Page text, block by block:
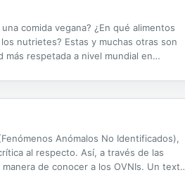
comida vegana? ¿En qué alimentos
nutrietes? Estas y muchas otras son
respetada a nivel mundial en
Anómalos No Identificados),
al respecto. Así, a través de las
de conocer a los OVNIs. Un texto